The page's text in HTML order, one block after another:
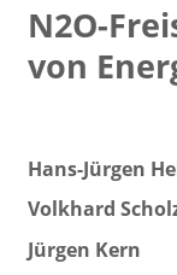
N2O-
von
Hans-Jürgen
Volkhard
Jürgen Kern